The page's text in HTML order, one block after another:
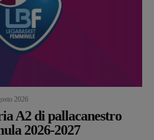
2026
A2 di pallacanestro
2026-2027